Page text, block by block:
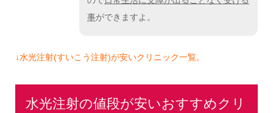
事ができますよ。
↓水光注射(すいこう注射)が安いクリニック一覧。
水光注射の値段が安いおすすめクリ